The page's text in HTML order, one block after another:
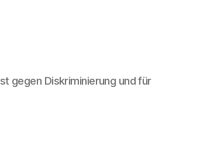
gegen Diskriminierung und für